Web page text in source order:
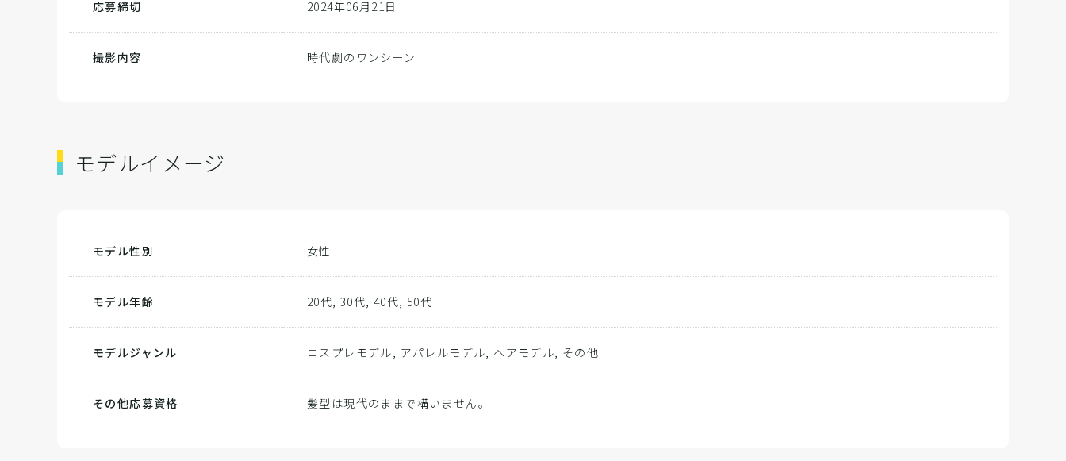
応募締切 2024年06月21日
撮影内容 時代劇のワンシーン
モデルイメージ
モデル性別 女性
モデル年齢 20代, 30代, 40代, 50代
モデルジャンル コスプレモデル, アパレルモデル, ヘアモデル, その他
その他応募資格 髪型は現代のままで構いません。